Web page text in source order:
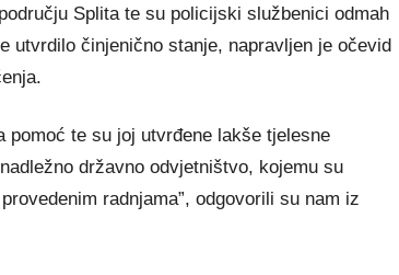
Splita te su policijski službenici odmah
utvrdilo činjenično stanje, napravljen je očevid
te su joj utvrđene lakše tjelesne
državno odvjetništvo, kojemu su
radnjama”, odgovorili su nam iz